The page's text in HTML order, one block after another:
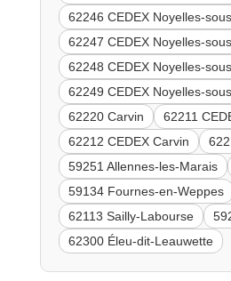
62246 CEDEX Noyelles-
62247 CEDEX Noyelles-
62248 CEDEX Noyelles-
62249 CEDEX Noyelles-
62220 Carvin
62211
62212 CEDEX Carvin
59251 Allennes-les-Marais
59134 Fournes-en-Weppes
62113 Sailly-Labourse
62300 Éleu-dit-Leauwette